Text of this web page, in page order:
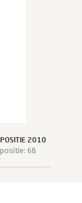
2010
68